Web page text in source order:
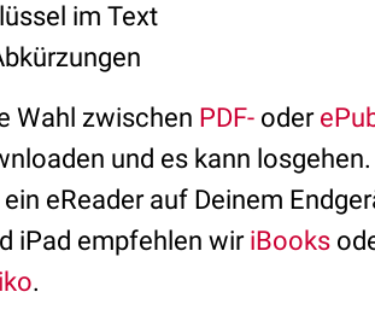
im Text
Wahl zwischen PDF- oder
und es kann
eReader auf Deinem
iPad empfehlen wir iBooks
.